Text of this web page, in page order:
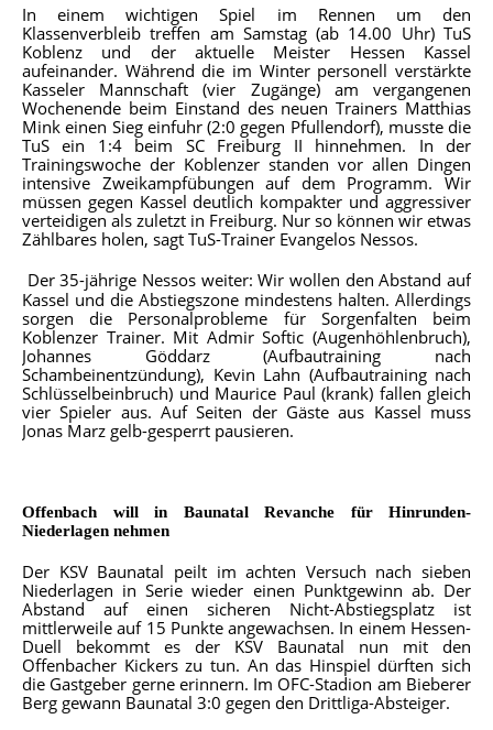
In einem wichtigen Spiel im Rennen um den
Klassenverbleib treffen am Samstag (ab 14.00 Uhr) TuS
Koblenz und der aktuelle Meister Hessen Kassel
aufeinander. Während die im Winter personell verstärkte
Kasseler Mannschaft (vier Zugänge) am vergangenen
Wochenende beim Einstand des neuen Trainers Matthias
Mink einen Sieg einfuhr (2:0 gegen Pfullendorf), musste die
TuS ein 1:4 beim SC Freiburg II hinnehmen. In der
Trainingswoche der Koblenzer standen vor allen Dingen
intensive Zweikampfübungen auf dem Programm. Wir
müssen gegen Kassel deutlich kompakter und aggressiver
verteidigen als zuletzt in Freiburg. Nur so können wir etwas
Zählbares holen, sagt TuS-Trainer Evangelos Nessos.
Der 35-jährige Nessos weiter: Wir wollen den Abstand auf
Kassel und die Abstiegszone mindestens halten. Allerdings
sorgen die Personalprobleme für Sorgenfalten beim
Koblenzer Trainer. Mit Admir Softic (Augenhöhlenbruch),
Johannes Göddarz (Aufbautraining nach
Schambeinentzündung), Kevin Lahn (Aufbautraining nach
Schlüsselbeinbruch) und Maurice Paul (krank) fallen gleich
vier Spieler aus. Auf Seiten der Gäste aus Kassel muss
Jonas Marz gelb-gesperrt pausieren.
Offenbach will in Baunatal Revanche für Hinrunden-
Niederlagen nehmen
Der KSV Baunatal peilt im achten Versuch nach sieben
Niederlagen in Serie wieder einen Punktgewinn ab. Der
Abstand auf einen sicheren Nicht-Abstiegsplatz ist
mittlerweile auf 15 Punkte angewachsen. In einem Hessen-
Duell bekommt es der KSV Baunatal nun mit den
Offenbacher Kickers zu tun. An das Hinspiel dürften sich
die Gastgeber gerne erinnern. Im OFC-Stadion am Bieberer
Berg gewann Baunatal 3:0 gegen den Drittliga-Absteiger.